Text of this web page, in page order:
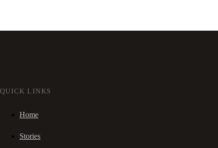
QUICK LINKS
Home
Stories